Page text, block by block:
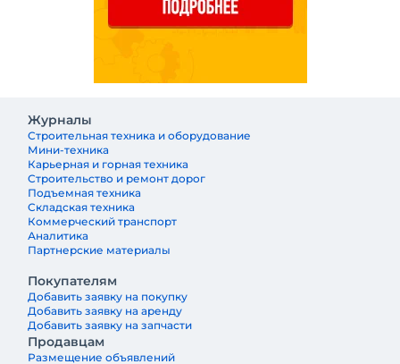
Журналы
Строительная техника и оборудование
Мини-техника
Карьерная и горная техника
Строительство и ремонт дорог
Подъемная техника
Складская техника
Коммерческий транспорт
Аналитика
Партнерские материалы
Покупателям
Добавить заявку на покупку
Добавить заявку на аренду
Добавить заявку на запчасти
Продавцам
Размещение объявлений